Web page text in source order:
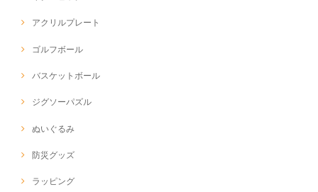
アクリルプレート
ゴルフボール
バスケットボール
ジグソーパズル
ぬいぐるみ
防災グッズ
ラッピング